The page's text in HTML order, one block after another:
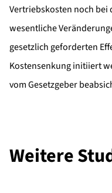
Vertriebskosten noch bei
wesentliche
gesetzlich geforderten
Kostensenkung initiiert
vom Gesetzgeber
Weitere